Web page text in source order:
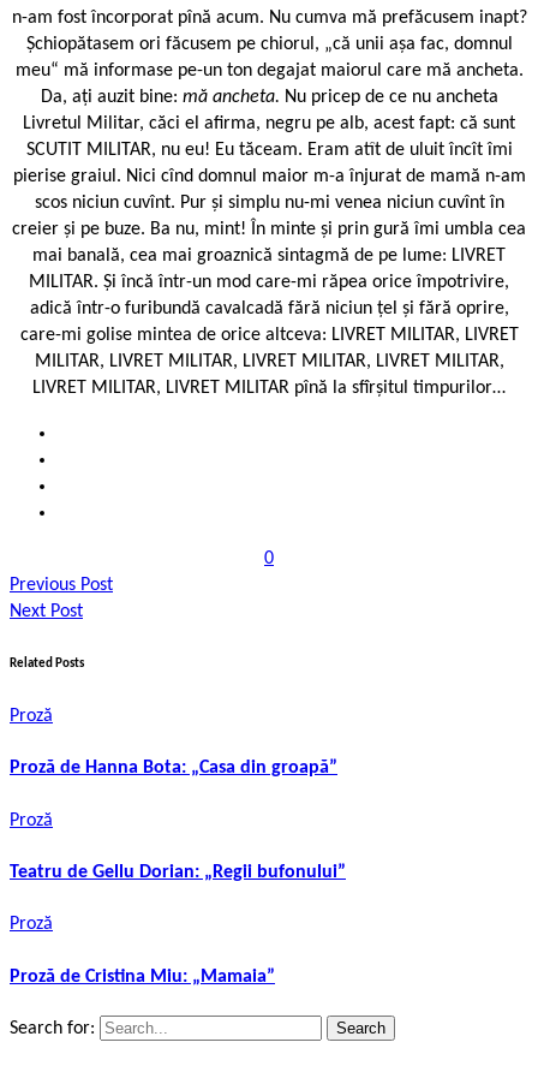
n-am fost încorporat pînă acum. Nu cumva mă prefăcusem inapt?
Șchiopătasem ori făcusem pe chiorul, „că unii așa fac, domnul
meu“ mă informase pe-un ton degajat maiorul care mă ancheta.
Da, ați auzit bine: mă ancheta. Nu pricep de ce nu ancheta
Livretul Militar, căci el afirma, negru pe alb, acest fapt: că sunt
SCUTIT MILITAR, nu eu! Eu tăceam. Eram atît de uluit încît îmi
pierise graiul. Nici cînd domnul maior m-a înjurat de mamă n-am
scos niciun cuvînt. Pur și simplu nu-mi venea niciun cuvînt în
creier și pe buze. Ba nu, mint! În minte și prin gură îmi umbla cea
mai banală, cea mai groaznică sintagmă de pe lume: LIVRET
MILITAR. Și încă într-un mod care-mi răpea orice împotrivire,
adică într-o furibundă cavalcadă fără niciun țel și fără oprire,
care-mi golise mintea de orice altceva: LIVRET MILITAR, LIVRET
MILITAR, LIVRET MILITAR, LIVRET MILITAR, LIVRET MILITAR,
LIVRET MILITAR, LIVRET MILITAR pînă la sfîrșitul timpurilor…
0
Previous Post
Next Post
Related Posts
Proză
Proză de Hanna Bota: „Casa din groapă”
Proză
Teatru de Gellu Dorian: „Regii bufonului”
Proză
Proză de Cristina Miu: „Mamaia”
Search for: